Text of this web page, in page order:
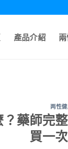
產品介紹
两性
藥師完
買一